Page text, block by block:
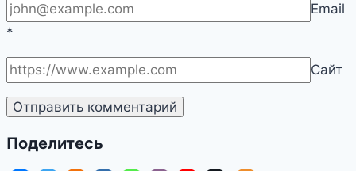
Email
*
Сайт
Поделитесь